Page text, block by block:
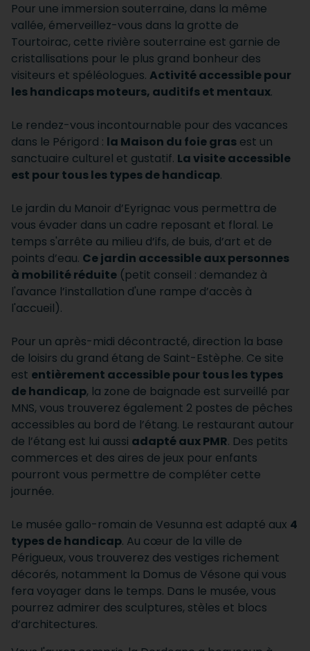
Pour une immersion souterraine, dans la même
vallée, émerveillez-vous dans la grotte de
Tourtoirac, cette rivière souterraine est garnie de
cristallisations pour le plus grand bonheur des
visiteurs et spéléologues. Activité accessible pour
les handicaps moteurs, auditifs et mentaux.
Le rendez-vous incontournable pour des vacances
dans le Périgord : la Maison du foie gras est un
sanctuaire culturel et gustatif. La visite accessible
est pour tous les types de handicap.
Le jardin du Manoir d’Eyrignac vous permettra de
vous évader dans un cadre reposant et floral. Le
temps s'arrête au milieu d’ifs, de buis, d’art et de
points d’eau. Ce jardin accessible aux personnes
à mobilité réduite (petit conseil : demandez à
l'avance l’installation d'une rampe d’accès à
l'accueil).
Pour un après-midi décontracté, direction la base
de loisirs du grand étang de Saint-Estèphe. Ce site
est entièrement accessible pour tous les types
de handicap, la zone de baignade est surveillé par
MNS, vous trouverez également 2 postes de pêches
accessibles au bord de l’étang. Le restaurant autour
de l’étang est lui aussi adapté aux PMR. Des petits
commerces et des aires de jeux pour enfants
pourront vous permettre de compléter cette
journée.
Le musée gallo-romain de Vesunna est adapté aux 4
types de handicap. Au cœur de la ville de
Périgueux, vous trouverez des vestiges richement
décorés, notamment la Domus de Vésone qui vous
fera voyager dans le temps. Dans le musée, vous
pourrez admirer des sculptures, stèles et blocs
d’architectures.